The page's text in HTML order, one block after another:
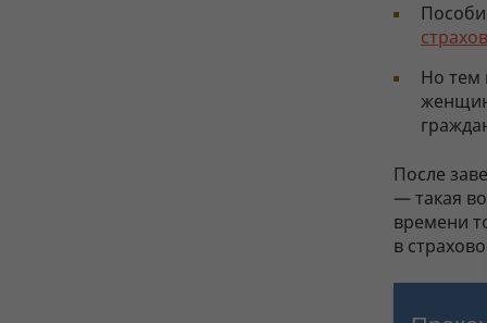
Но тем
После
— такая
времени
в